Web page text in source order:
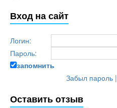
Вход на сайт
Логин:
Пароль:
запомнить
Забыл пароль|
Оставить отзыв